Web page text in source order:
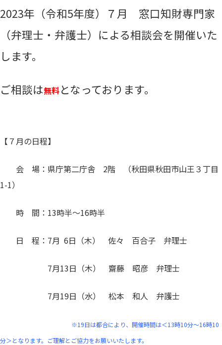
2023年（令和5年度）７月 窓口知財専門家
（弁理士・弁護士）による相談会を開催いた
します。
ご相談は無料となっております。
【７月の日程】
会 場：県庁第二庁舎 2階 （秋田県秋田市山王３丁目
1-1）
時 間：13時半～16時半
日 程：7月 6日（木） 佐々 百合子 弁理士
7月13日（木） 齋藤 昭彦 弁理士
7月19日（水） 松本 和人 弁護士
※19日は都合により、開催時間は＜13時10分～16時10
分＞となります。 ご理解とご協力をお願いいたします。